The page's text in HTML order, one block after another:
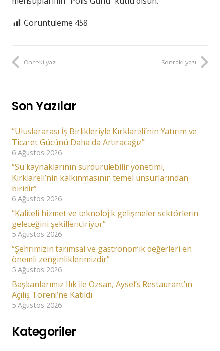
Görüntüleme 458
Önceki yazı Sonraki yazı
Son Yazılar
“Uluslararası İş Birlikleriyle Kırklareli’nin Yatırım ve
Ticaret Gücünü Daha da Artıracağız”
6 Ağustos 2026
“Su kaynaklarının sürdürülebilir yönetimi,
Kırklareli’nin kalkınmasının temel unsurlarından
biridir”
6 Ağustos 2026
“Kaliteli hizmet ve teknolojik gelişmeler sektörlerin
geleceğini şekillendiriyor”
5 Ağustos 2026
“Şehrimizin tarımsal ve gastronomik değerleri en
önemli zenginliklerimizdir”
5 Ağustos 2026
Başkanlarımız Ilık ile Özsan, Aysel’s Restaurant’ın
Açılış Töreni’ne Katıldı
5 Ağustos 2026
Kategoriler